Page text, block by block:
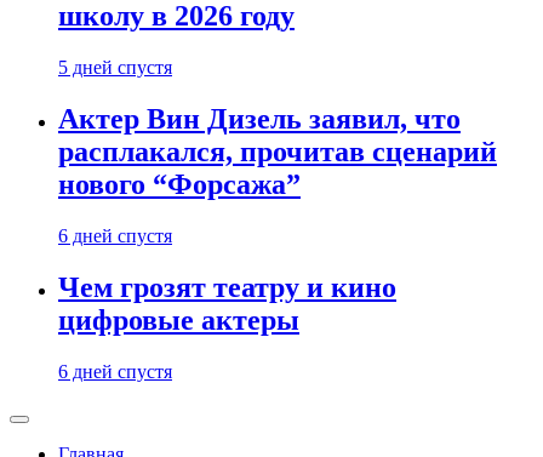
школу в 2026 году
5 дней спустя
Актер Вин Дизель заявил, что
расплакался, прочитав сценарий
нового “Форсажа”
6 дней спустя
Чем грозят театру и кино
цифровые актеры
6 дней спустя